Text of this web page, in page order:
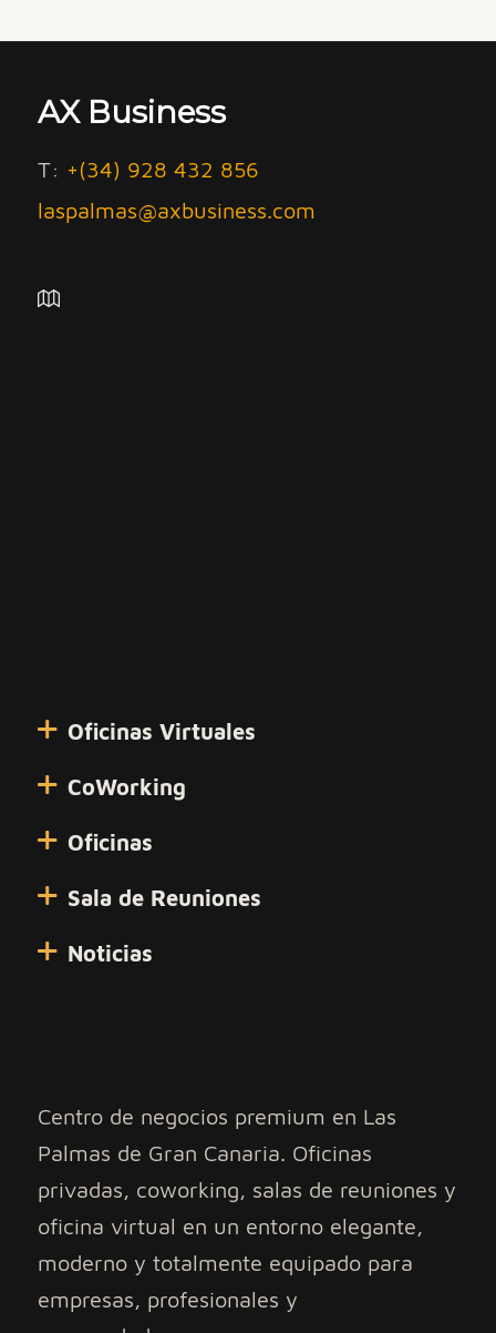
AX Business
T: +(34) 928 432 856
laspalmas@axbusiness.com
Oficinas Virtuales
CoWorking
Oficinas
Sala de Reuniones
Noticias
Centro de negocios premium en Las
Palmas de Gran Canaria. Oficinas
privadas, coworking, salas de reuniones y
oficina virtual en un entorno elegante,
moderno y totalmente equipado para
empresas, profesionales y